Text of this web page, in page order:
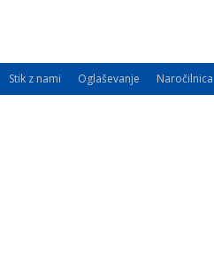
Stik z nami Oglaševanje Naročilnica